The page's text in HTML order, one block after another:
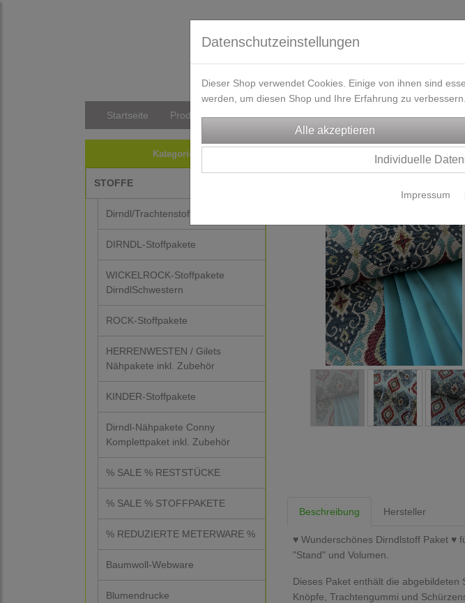
Startseite Produkte Versandkosten/Lieferzeit Kontakt /
Kategorien
STOFFE
Dirndl/Trachtenstoffe
DIRNDL-Stoffpakete
WICKELROCK-Stoffpakete
DirndlSchwestern
ROCK-Stoffpakete
HERRENWESTEN / Gilets
Nähpakete inkl. Zubehör
KINDER-Stoffpakete
Dirndl-Nähpakete Conny
Komplettpaket inkl. Zubehör
% SALE % RESTSTÜCKE
% SALE % STOFFPAKETE
% REDUZIERTE METERWARE %
Baumwoll-Webware
Blumendrucke
STOFFE DIRNDL-Stoffpakete
Beschreibung Hersteller
♥ Wunderschönes Dirndlstoff Paket ♥
"Stand" und Volumen.
Dieses Paket enthält die abgebildeten
Knöpfe, Trachtengummi und
Datenschutzeinstellungen
Dieser Shop verwendet Cookies. Einige von ihnen sind
werden, um diesen Shop und Ihre Erfahrung zu verbessern.
Individuelle
Impressum